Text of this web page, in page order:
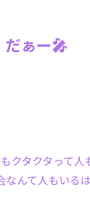
だぁー🎤
クタクタって人
なんて人もいる